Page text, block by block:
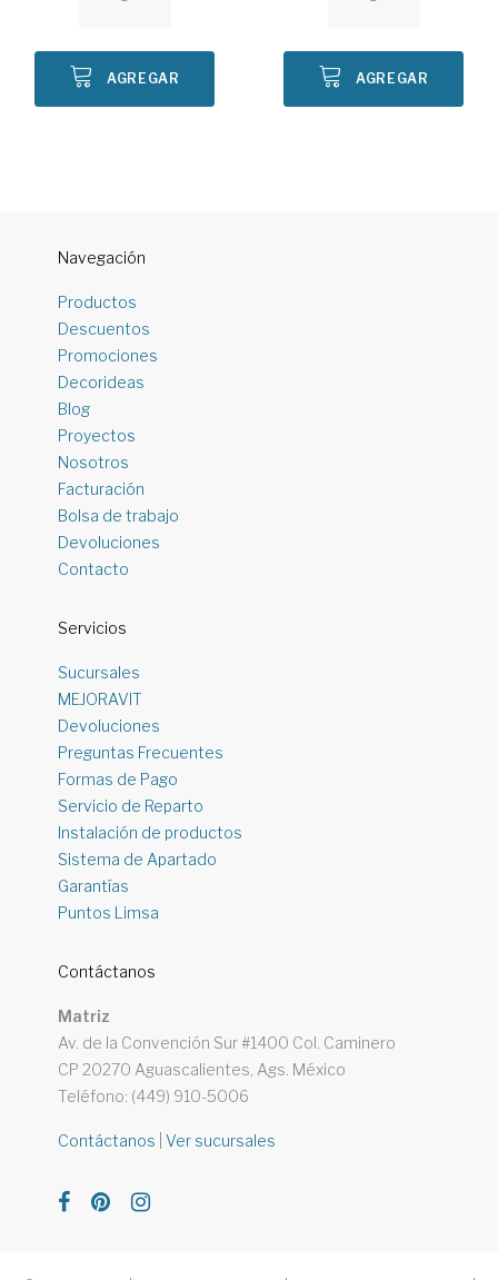
AGREGAR AGREGAR
Navegación
Productos
Descuentos
Promociones
Decorideas
Blog
Proyectos
Nosotros
Facturación
Bolsa de trabajo
Devoluciones
Contacto
Servicios
Sucursales
MEJORAVIT
Devoluciones
Preguntas Frecuentes
Formas de Pago
Servicio de Reparto
Instalación de productos
Sistema de Apartado
Garantías
Puntos Limsa
Contáctanos
Matriz
Av. de la Convención Sur #1400 Col. Caminero
CP 20270 Aguascalientes, Ags. México
Teléfono: (449) 910-5006
Contáctanos |Ver sucursales